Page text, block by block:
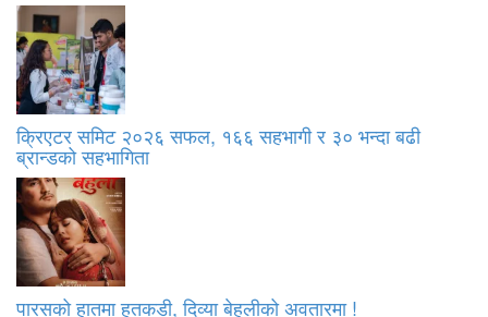
क्रिएटर समिट २०२६ सफल, १६६ सहभागी र ३० भन्दा बढी
ब्रान्डको सहभागिता
पारसको हातमा हतकडी, दिव्या बेहुलीको अवतारमा !